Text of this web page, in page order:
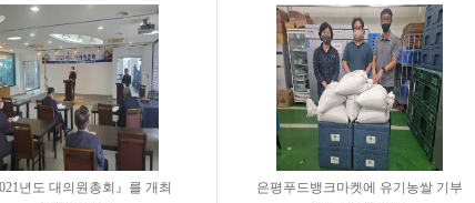
년도 대의원총회』를 개최
은평푸드뱅크마켓에 유기농쌀 기부